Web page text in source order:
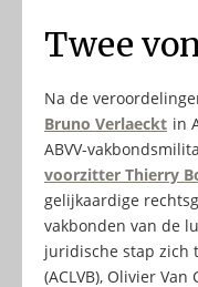
Twee
Na de
Bruno Verlaeckt in
ABVV-
voorzitter Thierry
gelijkaardige
vakbonden van de
juridische stap zich
(ACLVB), Olivier Van